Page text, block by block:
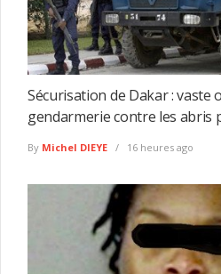
Sécurisation de Dakar : vaste
gendarmerie contre les abris
By Michel DIEYE 16 heures ago